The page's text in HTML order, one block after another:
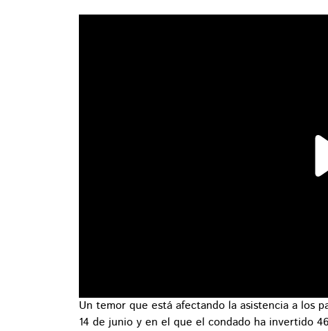
Un temor que está afectando la asistencia a los
14 de junio y en el que el condado ha invertido